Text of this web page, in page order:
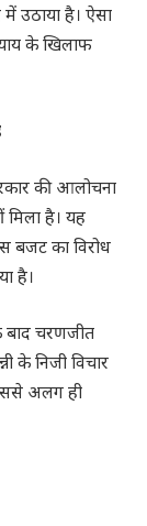
उठाया है। ऐसा
के खिलाफ
की आलोचना
है। यह
बजट का विरोध
है।
बाद चरणजीत
के निजी विचार
इससे अलग ही